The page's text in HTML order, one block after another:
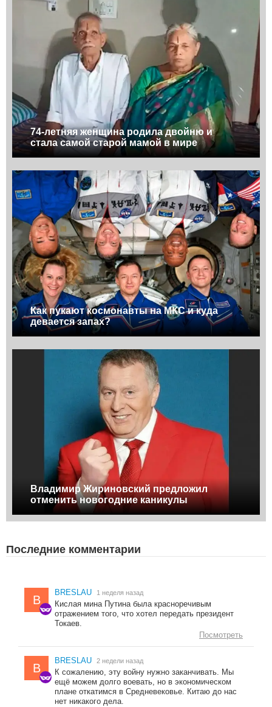
74-летняя женщина родила двойню и
стала самой старой мамой в мире
Как пукают космонавты на МКС и куда
девается запах?
Владимир Жириновский предложил
отменить новогодние каникулы
Последние комментарии
B
BRESLAU 1 неделя назад
Кислая мина Путина была красноречивым
отражением того, что хотел передать президент
Токаев.
Посмотреть
B
BRESLAU 2 недели назад
К сожалению, эту войну нужно заканчивать. Мы
ещё можем долго воевать, но в экономическом
плане откатимся в Средневековье. Китаю до нас
нет никакого дела.